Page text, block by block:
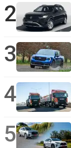
2
3
4
5